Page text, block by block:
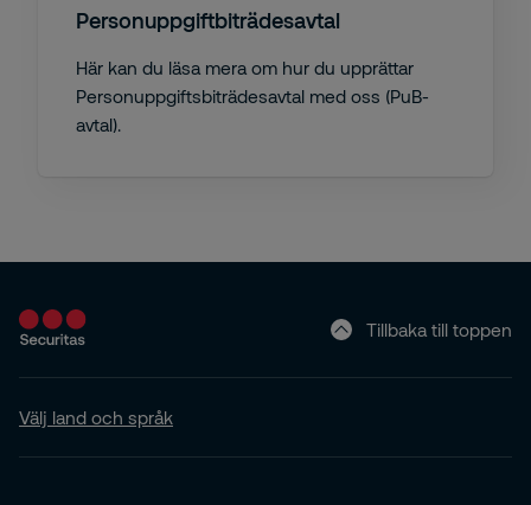
Personuppgiftbiträdesavtal
Här kan du läsa mera om hur du upprättar
Personuppgiftsbiträdesavtal med oss (PuB-
avtal).
Tillbaka till toppen
Välj land och språk